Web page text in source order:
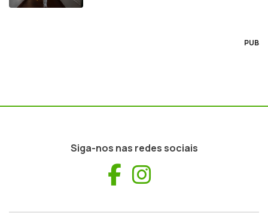
PUB
Siga-nos nas redes sociais
Facebook